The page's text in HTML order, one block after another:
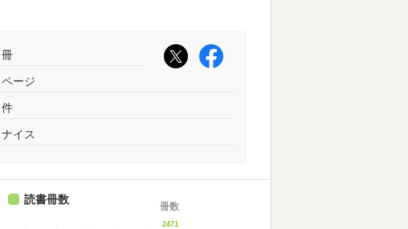
冊
ページ
件
ナイス
2471
冊数
読書冊数